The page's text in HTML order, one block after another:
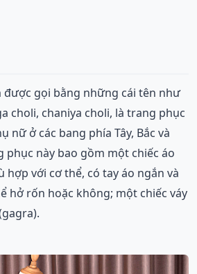
được gọi bằng những cái tên như
choli, chaniya choli, là trang phục
nữ ở các bang phía Tây, Bắc và
phục này bao gồm một chiếc áo
hợp với cơ thể, có tay áo ngắn và
hở rốn hoặc không; một chiếc váy